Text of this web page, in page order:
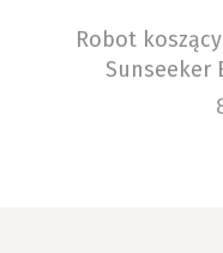
Robot
Sunseeker